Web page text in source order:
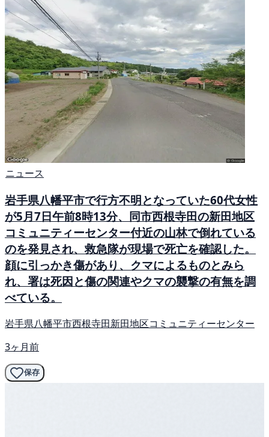
ニュース
岩手県八幡平市で行方不明となっていた60代女性
が5月7日午前8時13分、同市西根寺田の新田地区
コミュニティーセンター付近の山林で倒れている
のを発見され、救急隊が現場で死亡を確認した。
顔に引っかき傷があり、クマによるものとみら
れ、署は死因と傷の関連やクマの襲撃の有無を調
べている。
岩手県八幡平市西根寺田新田地区コミュニティーセンター
3ヶ月前
保存